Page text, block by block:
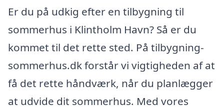
Er du på udkig efter en tilbygning til
sommerhus i Klintholm Havn? Så er du
kommet til det rette sted. På tilbygning-
sommerhus.dk forstår vi vigtigheden af at
få det rette håndværk, når du planlægger
at udvide dit sommerhus. Med vores